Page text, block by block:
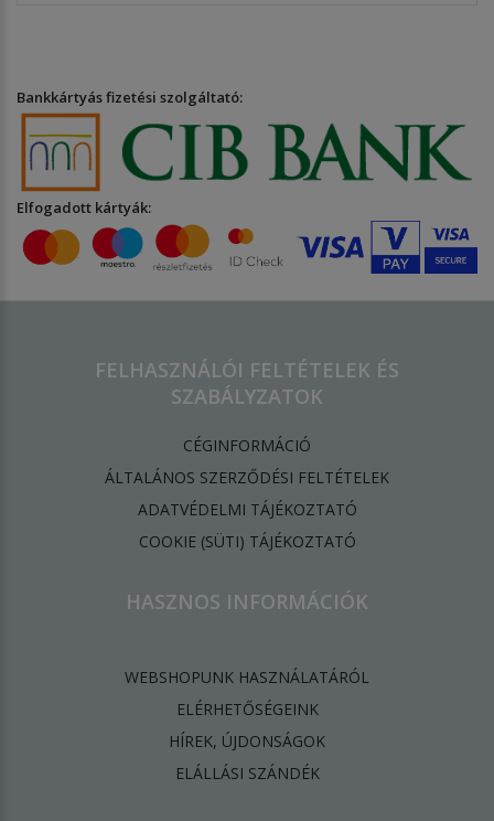
Bankkártyás fizetési szolgáltató:
Elfogadott kártyák:
FELHASZNÁLÓI FELTÉTELEK ÉS
SZABÁLYZATOK
CÉGINFORMÁCIÓ
ÁLTALÁNOS SZERZŐDÉSI FELTÉTELEK
ADATVÉDELMI TÁJÉKOZTATÓ
​COOKIE (SÜTI) TÁJÉKOZTATÓ
HASZNOS INFORMÁCIÓK
WEBSHOPUNK HASZNÁLATÁRÓL
ELÉRHETŐSÉGEINK
HÍREK, ÚJDONSÁGOK
ELÁLLÁSI SZÁNDÉK